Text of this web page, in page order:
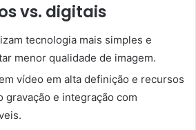
vs. digitais
tecnologia mais simples e
menor qualidade de imagem.
vídeo em alta definição e recursos
gravação e integração com